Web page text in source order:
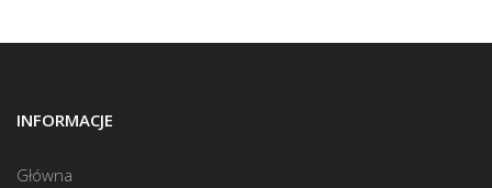
INFORMACJE
Główna